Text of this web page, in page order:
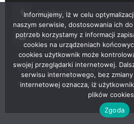
Facebook
Youtube
© 2022 – Telewizja Regionalna w Żarach
Projektowanie stron WWW –RAGACOM
Informujemy, iż w celu
naszym serwisie, dostosowania ich
potrzeb korzystamy z informacji
cookies na urządzeniach
cookies użytkownik może
swojej przeglądarki internetowej.
serwisu internetowego, bez
internetowej oznacza, iż
plików
Zgoda